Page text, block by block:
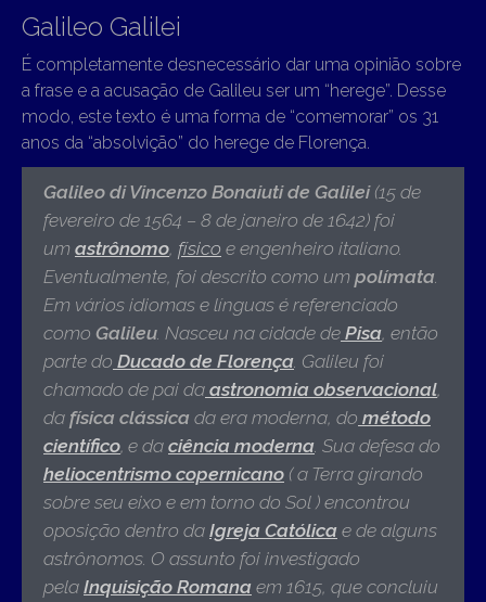
Galileo Galilei
É completamente desnecessário dar uma opinião sobre
a frase e a acusação de Galileu ser um “herege”. Desse
modo, este texto é uma forma de “comemorar” os 31
anos da “absolvição” do herege de Florença.
Galileo di Vincenzo Bonaiuti de Galilei (15 de
fevereiro de 1564 – 8 de janeiro de 1642) foi
um astrônomo, físico e engenheiro italiano.
Eventualmente, foi descrito como um polímata
Em vários idiomas e línguas é referenciado
como Galileu . Nasceu na cidade de Pisa, então
parte do Ducado de Florença . Galileu foi
chamado de pai da astronomia observacional,
da física clássica da era moderna, do método
científico, e da ciência moderna Sua defesa do
heliocentrismo copernicano ( a Terra girando
sobre seu eixo e em torno do Sol ) encontrou
oposição dentro da Igreja Católica e de alguns
astrônomos. O assunto foi investigado
pela Inquisição Romana em 1615, que concluiu